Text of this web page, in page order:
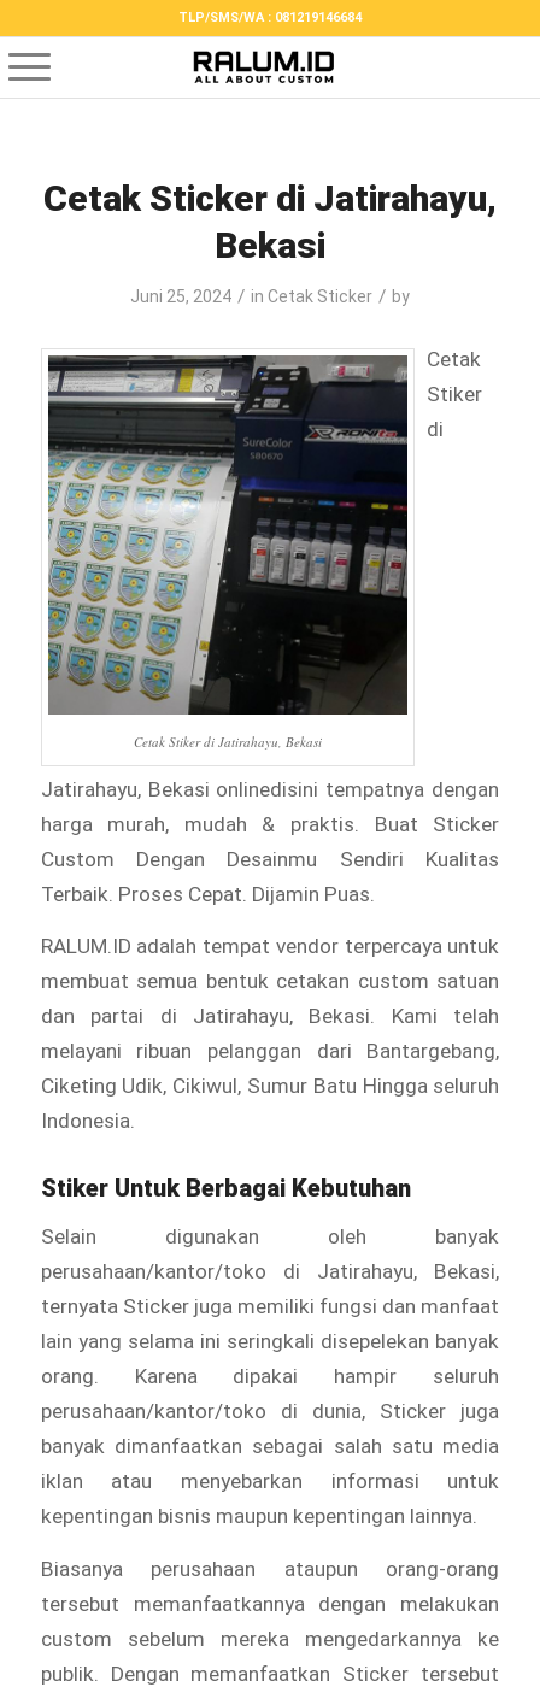
TLP/SMS/WA : 081219146684
Cetak Sticker di Jatirahayu,
Bekasi
Juni 25, 2024 / in Cetak Sticker / by
Cetak Stiker di Jatirahayu, Bekasi
Cetak
Stiker
di
Jatirahayu, Bekasi onlinedisini tempatnya dengan
harga murah, mudah & praktis. Buat Sticker
Custom Dengan Desainmu Sendiri Kualitas
Terbaik. Proses Cepat. Dijamin Puas.
RALUM.ID adalah tempat vendor terpercaya untuk
membuat semua bentuk cetakan custom satuan
dan partai di Jatirahayu, Bekasi. Kami telah
melayani ribuan pelanggan dari Bantargebang,
Ciketing Udik, Cikiwul, Sumur Batu Hingga seluruh
Indonesia.
Stiker Untuk Berbagai Kebutuhan
Selain digunakan oleh banyak
perusahaan/kantor/toko di Jatirahayu, Bekasi,
ternyata Sticker juga memiliki fungsi dan manfaat
lain yang selama ini seringkali disepelekan banyak
orang. Karena dipakai hampir seluruh
perusahaan/kantor/toko di dunia, Sticker juga
banyak dimanfaatkan sebagai salah satu media
iklan atau menyebarkan informasi untuk
kepentingan bisnis maupun kepentingan lainnya.
Biasanya perusahaan ataupun orang-orang
tersebut memanfaatkannya dengan melakukan
custom sebelum mereka mengedarkannya ke
publik. Dengan memanfaatkan Sticker tersebut